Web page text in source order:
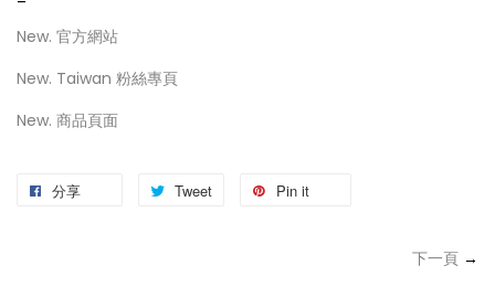
New. 官方網站
New. Taiwan 粉絲專頁
New. 商品頁面
分享 Tweet Pin it
下一頁 →